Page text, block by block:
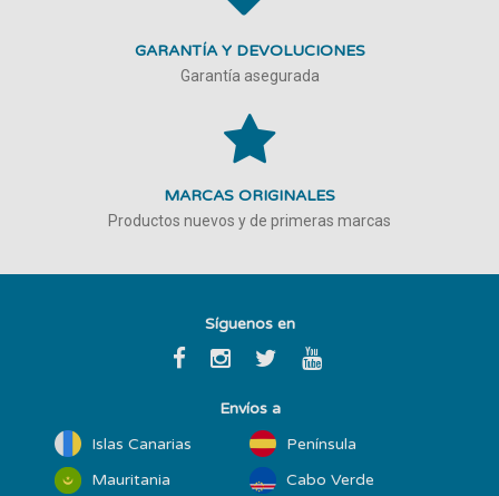
GARANTÍA Y DEVOLUCIONES
Garantía asegurada
MARCAS ORIGINALES
Productos nuevos y de primeras marcas
Síguenos en
Envíos a
Islas Canarias
Península
Mauritania
Cabo Verde